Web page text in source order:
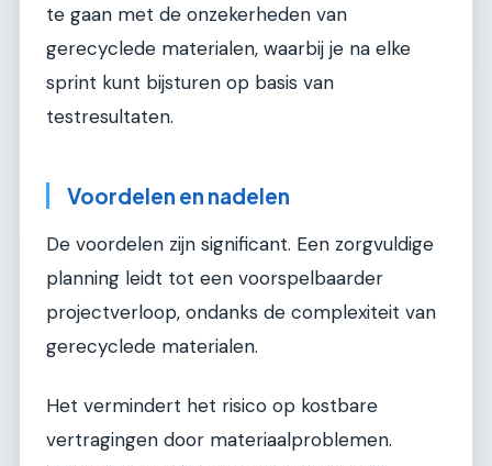
te gaan met de onzekerheden van
gerecyclede materialen, waarbij je na elke
sprint kunt bijsturen op basis van
testresultaten.
Voordelen en nadelen
De voordelen zijn significant. Een zorgvuldige
planning leidt tot een voorspelbaarder
projectverloop, ondanks de complexiteit van
gerecyclede materialen.
Het vermindert het risico op kostbare
vertragingen door materiaalproblemen.